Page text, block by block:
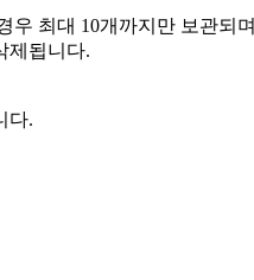
우 최대 10개까지만 보관되며
제됩니다.
다.